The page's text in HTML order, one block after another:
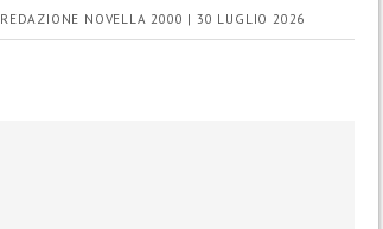
REDAZIONE NOVELLA 2000 | 30 LUGLIO 2026